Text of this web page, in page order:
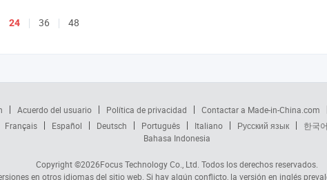
24 36 48
Acuerdo del usuario Política de privacidad Contactar a Made-in-China.com
Français Español Deutsch Português Italiano Русский язык 한국어
Bahasa Indonesia
Copyright ©2026Focus Technology Co., Ltd. Todos los derechos reservados.
en otros idiomas del sitio web. Si hay algún conflicto, la versión en inglés